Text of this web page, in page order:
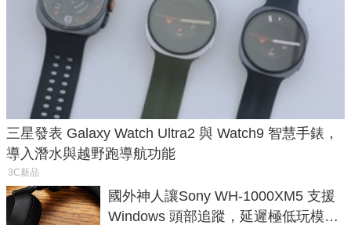
三星發表 Galaxy Watch Ultra2 與 Watch9 智慧手錶，
導入潛水與越野跑導航功能
3C新品
國外神人讓Sony WH-1000XM5 支援
Windows 頭部追蹤，延遲極低玩模擬